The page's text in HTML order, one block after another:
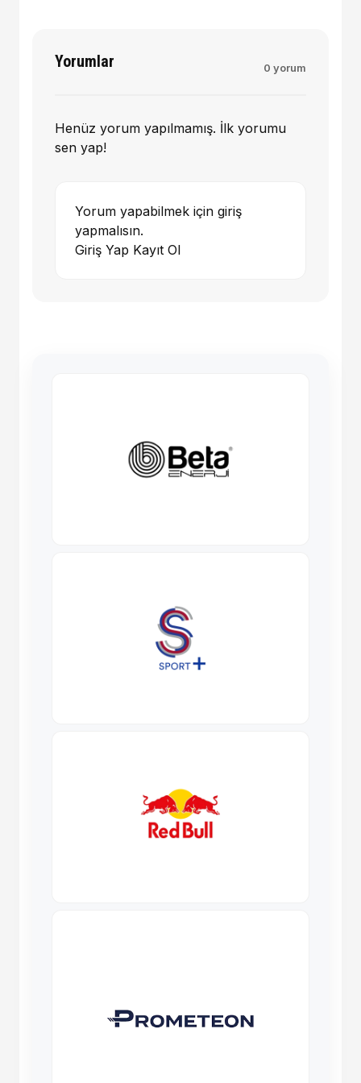
Yorumlar 0 yorum
Henüz yorum yapılmamış. İlk yorumu
sen yap!
Yorum yapabilmek için giriş
yapmalısın.
Giriş Yap Kayıt Ol